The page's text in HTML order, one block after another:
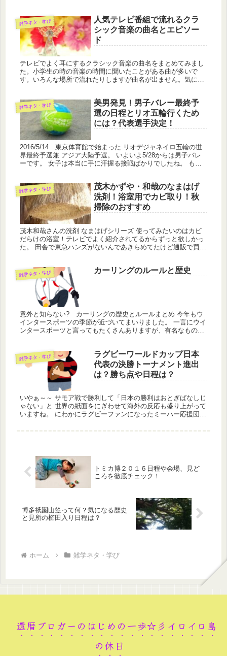
雑学ネタ・学び
人気テレビ番組で流れるクラ
シック音楽の曲名とエピソー
ド
テレビでよく耳にするクラシック音楽の曲名をまとめてみまし
た。小学生の時の音楽の時間に聞いたことがある曲が多いで
す。いろんな場所で流れたりしますが曲名が出ません。気にな
雑学ネタ・学び
美男発見！男子バレー最終予
選の日程とリオ五輪行くため
には？代表選手決定！
2016/5/14 東京体育館で始まった リオデジャネイロ五輪の世
界最終予選兼 アジア大陸予選。 いよいよ5/28からは男子バレ
ーです。 女子は本当に手に汗握る接戦ばかりでしたね。 もち
雑学ネタ・学び
茂木かずや・和哉のなまはげ
洗剤！浴室用でカビ取り！秋
掃除のおすすめ
茂木和哉さんの洗剤 なまはげシリーズ 使ってみたいのはカビ
だらけの浴室！テレビでよく紹介されてるからずっと欲しかっ
た。 田舎で東急ハンズがないんであきらめてたけど通販で買え
雑学ネタ・学び カーリングのルールと歴史
意外と知らない? カーリングの歴史とルールまとめ 今年もウ
インタースポーツの季節が近づいてまいりました。 一言にウイ
ンタースポーツと言ってもたくさんありますが、有名なものの
雑学ネタ・学び
ラグビーワールドカップ日本
代表の決勝トーナメント進出
は？勝ち点や日程は？
いやぁ～～ サモア戦で勝利して「日本の勝利はおとぎばなしじ
ゃない」と 世界の紙面をにぎわせて海外の反応も盛り上がって
いますね。 にわかにラグビーファンになったミーハー応援団も
トミカ博２０１６日程や会場、見ど
ころを徹底チェック！
博多祇園山笠って何？気になる歴史
と見所の櫛田入り日程は？
ホーム 雑学ネタ・学び
還暦ブロガーのはじめの一歩☆彡イロイロ島
の休日